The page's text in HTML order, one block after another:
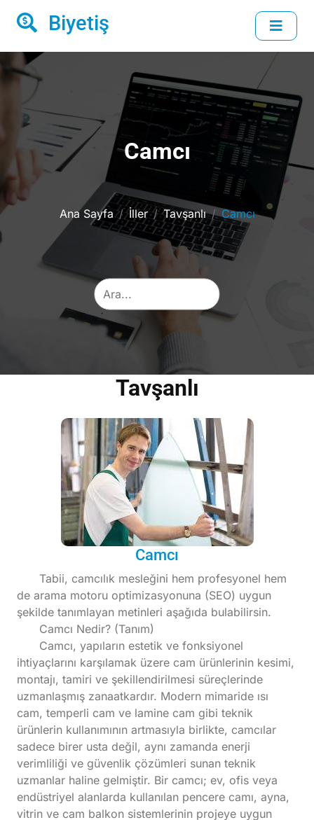
Biyetiş
Camcı
Ana Sayfa İller Tavşanlı Camcı
Tavşanlı
Camcı
Tabii, camcılık mesleğini hem profesyonel hem
de arama motoru optimizasyonuna (SEO) uygun
şekilde tanımlayan metinleri aşağıda bulabilirsin.
Camcı Nedir? (Tanım)
Camcı, yapıların estetik ve fonksiyonel
ihtiyaçlarını karşılamak üzere cam ürünlerinin kesimi,
montajı, tamiri ve şekillendirilmesi süreçlerinde
uzmanlaşmış zanaatkardır. Modern mimaride ısı
cam, temperli cam ve lamine cam gibi teknik
ürünlerin kullanımının artmasıyla birlikte, camcılar
sadece birer usta değil, aynı zamanda enerji
verimliliği ve güvenlik çözümleri sunan teknik
uzmanlar haline gelmiştir. Bir camcı; ev, ofis veya
endüstriyel alanlarda kullanılan pencere camı, ayna,
vitrin ve cam balkon sistemlerinin projeye uygun